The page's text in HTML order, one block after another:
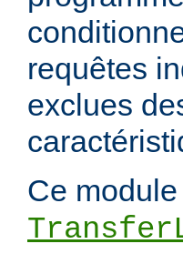
requêtes
exclues
Ce